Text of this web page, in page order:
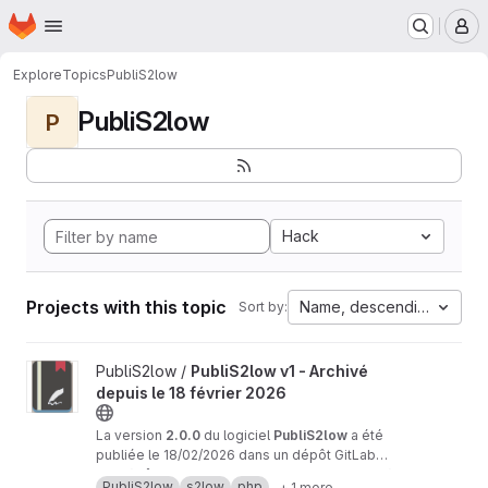
Skip to main content
Homepage
ExploreTopicsPubliS2low
P PubliS2low
Hack
Projects with this topic Sort by: Name, descending
View PubliS2low v1 - Archivé depuis le 18 février 2026 project
PubliS2low / PubliS2low v1 - Archivé
depuis le 18 février 2026
La version 2.0.0 du logiciel PubliS2low a été
publiée le 18/02/2026 dans un dépôt GitLab
dédié :https://gitlab.adullact.net/publis2low/pu
CedépôtGitLab dePubliS2low v1